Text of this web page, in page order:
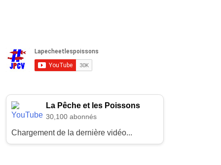
La Pêche et les Poissons
30,100 abonnés
Chargement de la dernière vidéo...